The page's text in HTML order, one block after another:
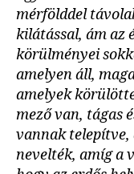
mérfölddel
kilátással, ám az
körülményei
amelyen áll,
amelyek
mező van, tágas
vannak
nevelték, amíg a